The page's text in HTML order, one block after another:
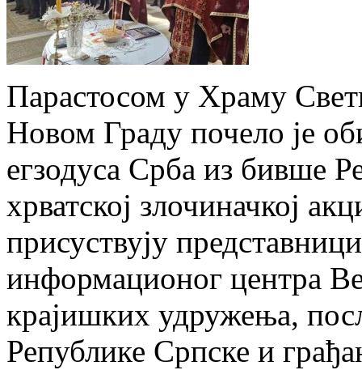
Парастосом у Храму
Новом Граду почело је
егзодуса Срба из бивше
хрватској злочиначкој
присуствују
информационог центра
крајишких удружења,
Републике Српске и